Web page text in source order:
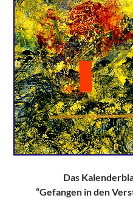
Das
“Gefangen in den